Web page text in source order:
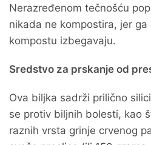
Nerazređenom tečnošću
nikada ne kompostira, jer ga
kompostu izbegavaju.
Sredstvo za prskanje od
Ova biljka sadrži prilično
se protiv biljnih bolesti, kao
raznih vrsta grinje crvenog